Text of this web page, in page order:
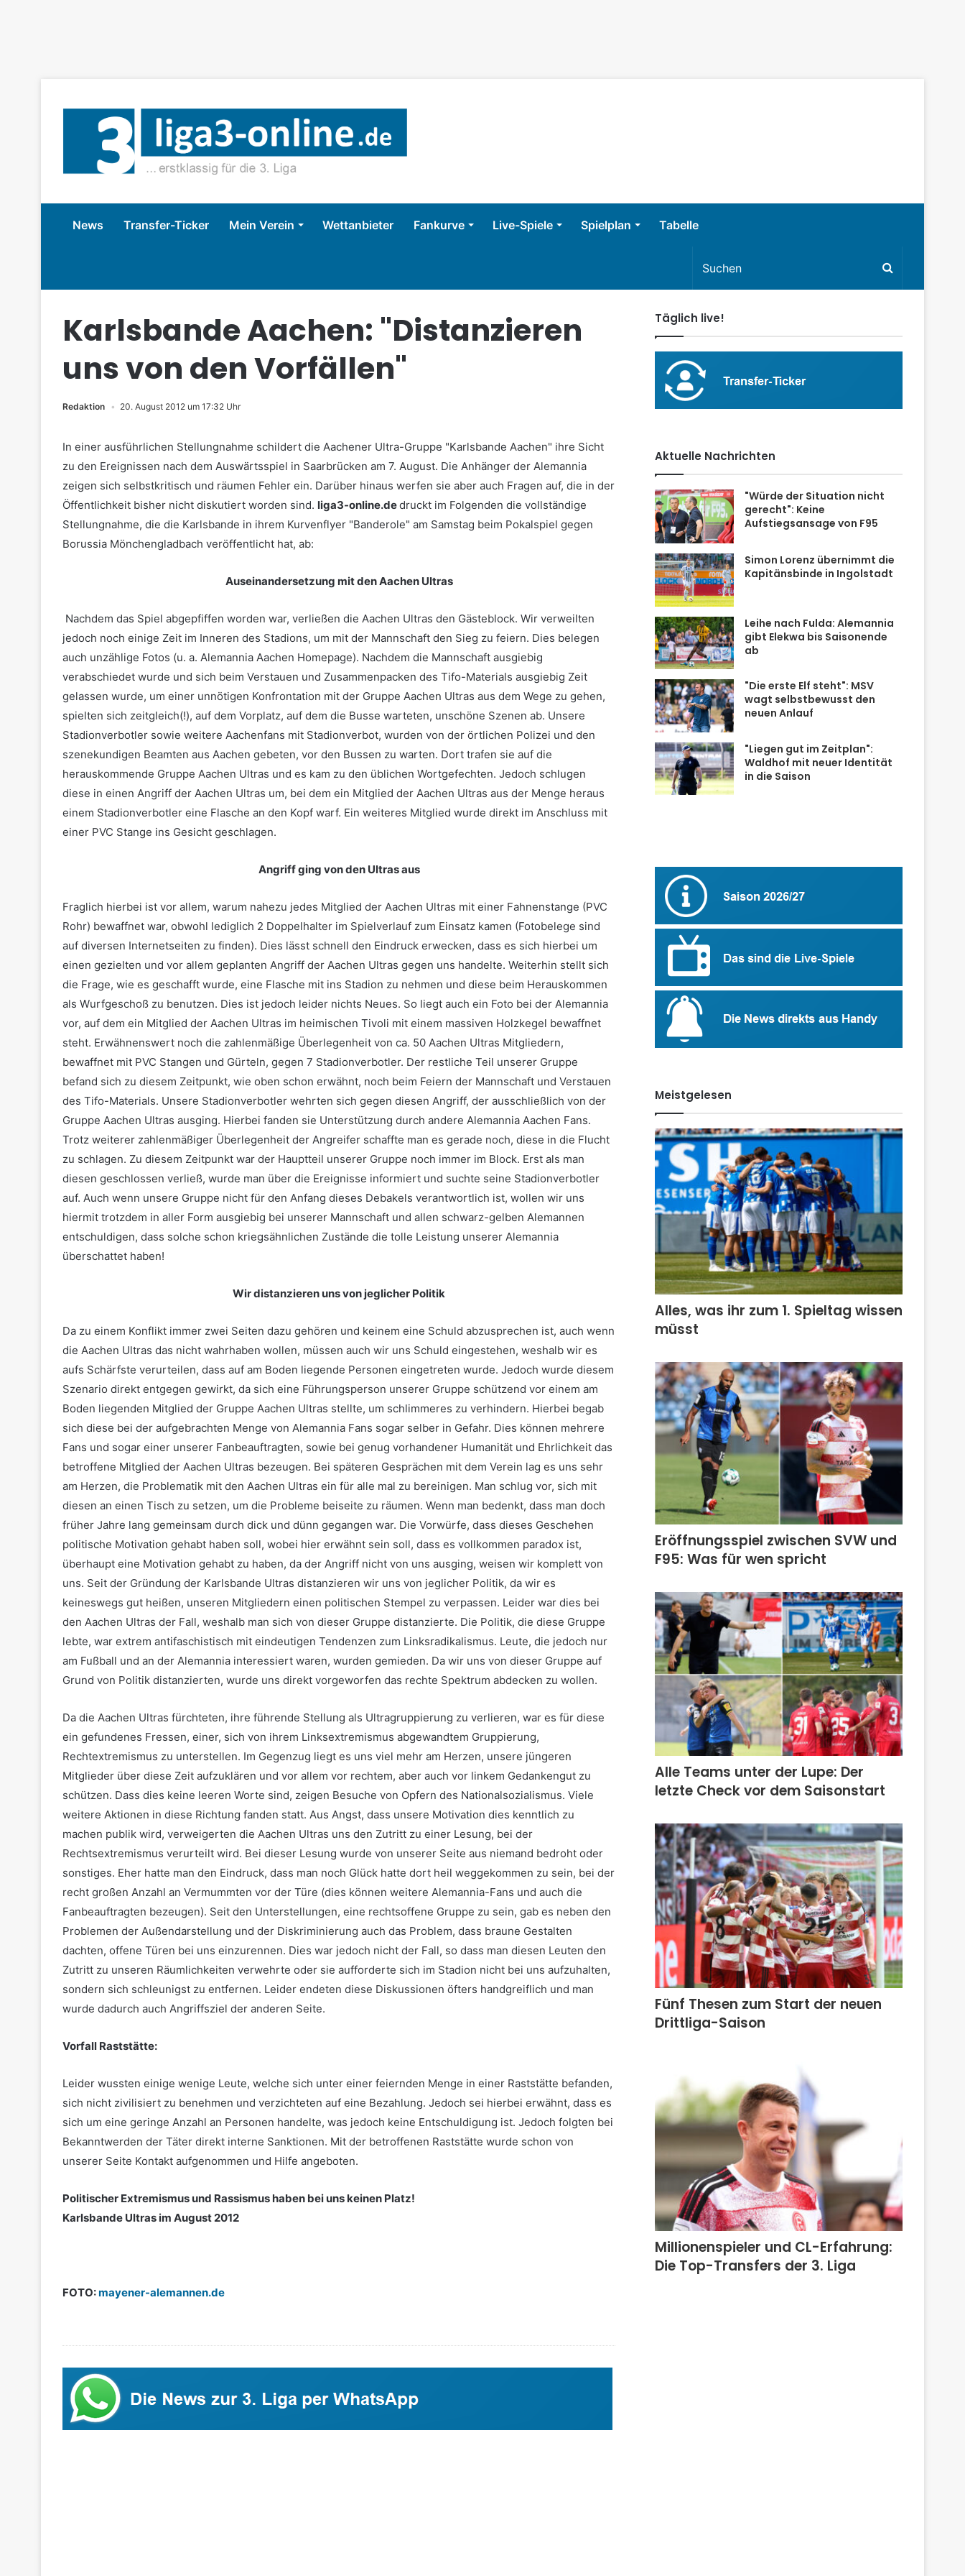
News Transfer-Ticker Mein Verein Wettanbieter Fankurve Live-Spiele Spielplan Tabelle
Karlsbande Aachen: "Distanzieren
uns von den Vorfällen"
Redaktion 20. August 2012 um 17:32 Uhr
In einer ausführlichen Stellungnahme schildert die Aachener Ultra-Gruppe "Karlsbande Aachen" ihre Sicht
zu den Ereignissen nach dem Auswärtsspiel in Saarbrücken am 7. August. Die Anhänger der Alemannia
zeigen sich selbstkritisch und räumen Fehler ein. Darüber hinaus werfen sie aber auch Fragen auf, die in der
Öffentlichkeit bisher nicht diskutiert worden sind. liga3-online.dedruckt im Folgenden die vollständige
Stellungnahme, die die Karlsbande in ihrem Kurvenflyer "Banderole" am Samstag beim Pokalspiel gegen
Borussia Mönchengladbach veröffentlicht hat, ab:
Auseinandersetzung mit den Aachen Ultras
Nachdem das Spiel abgepfiffen worden war, verließen die Aachen Ultras den Gästeblock. Wir verweilten
jedoch noch einige Zeit im Inneren des Stadions, um mit der Mannschaft den Sieg zu feiern. Dies belegen
auch unzählige Fotos (u. a. Alemannia Aachen Homepage). Nachdem die Mannschaft ausgiebig
verabschiedet wurde und sich beim Verstauen und Zusammenpacken des Tifo-Materials ausgiebig Zeit
gelassen wurde, um einer unnötigen Konfrontation mit der Gruppe Aachen Ultras aus dem Wege zu gehen,
spielten sich zeitgleich(!), auf dem Vorplatz, auf dem die Busse warteten, unschöne Szenen ab. Unsere
Stadionverbotler sowie weitere Aachenfans mit Stadionverbot, wurden von der örtlichen Polizei und den
szenekundigen Beamten aus Aachen gebeten, vor den Bussen zu warten. Dort trafen sie auf die
herauskommende Gruppe Aachen Ultras und es kam zu den üblichen Wortgefechten. Jedoch schlugen
diese in einen Angriff der Aachen Ultras um, bei dem ein Mitglied der Aachen Ultras aus der Menge heraus
einem Stadionverbotler eine Flasche an den Kopf warf. Ein weiteres Mitglied wurde direkt im Anschluss mit
einer PVC Stange ins Gesicht geschlagen.
Angriff ging von den Ultras aus
Fraglich hierbei ist vor allem, warum nahezu jedes Mitglied der Aachen Ultras mit einer Fahnenstange (PVC
Rohr) bewaffnet war, obwohl lediglich 2 Doppelhalter im Spielverlauf zum Einsatz kamen (Fotobelege sind
auf diversen Internetseiten zu finden). Dies lässt schnell den Eindruck erwecken, dass es sich hierbei um
einen gezielten und vor allem geplanten Angriff der Aachen Ultras gegen uns handelte. Weiterhin stellt sich
die Frage, wie es geschafft wurde, eine Flasche mit ins Stadion zu nehmen und diese beim Herauskommen
als Wurfgeschoß zu benutzen. Dies ist jedoch leider nichts Neues. So liegt auch ein Foto bei der Alemannia
vor, auf dem ein Mitglied der Aachen Ultras im heimischen Tivoli mit einem massiven Holzkegel bewaffnet
steht. Erwähnenswert noch die zahlenmäßige Überlegenheit von ca. 50 Aachen Ultras Mitgliedern,
bewaffnet mit PVC Stangen und Gürteln, gegen 7 Stadionverbotler. Der restliche Teil unserer Gruppe
befand sich zu diesem Zeitpunkt, wie oben schon erwähnt, noch beim Feiern der Mannschaft und Verstauen
des Tifo-Materials. Unsere Stadionverbotler wehrten sich gegen diesen Angriff, der ausschließlich von der
Gruppe Aachen Ultras ausging. Hierbei fanden sie Unterstützung durch andere Alemannia Aachen Fans.
Trotz weiterer zahlenmäßiger Überlegenheit der Angreifer schaffte man es gerade noch, diese in die Flucht
zu schlagen. Zu diesem Zeitpunkt war der Hauptteil unserer Gruppe noch immer im Block. Erst als man
diesen geschlossen verließ, wurde man über die Ereignisse informiert und suchte seine Stadionverbotler
auf. Auch wenn unsere Gruppe nicht für den Anfang dieses Debakels verantwortlich ist, wollen wir uns
hiermit trotzdem in aller Form ausgiebig bei unserer Mannschaft und allen schwarz-gelben Alemannen
entschuldigen, dass solche schon kriegsähnlichen Zustände die tolle Leistung unserer Alemannia
überschattet haben!
Wir distanzieren uns von jeglicher Politik
Da zu einem Konflikt immer zwei Seiten dazu gehören und keinem eine Schuld abzusprechen ist, auch wenn
die Aachen Ultras das nicht wahrhaben wollen, müssen auch wir uns Schuld eingestehen, weshalb wir es
aufs Schärfste verurteilen, dass auf am Boden liegende Personen eingetreten wurde. Jedoch wurde diesem
Szenario direkt entgegen gewirkt, da sich eine Führungsperson unserer Gruppe schützend vor einem am
Boden liegenden Mitglied der Gruppe Aachen Ultras stellte, um schlimmeres zu verhindern. Hierbei begab
sich diese bei der aufgebrachten Menge von Alemannia Fans sogar selber in Gefahr. Dies können mehrere
Fans und sogar einer unserer Fanbeauftragten, sowie bei genug vorhandener Humanität und Ehrlichkeit das
betroffene Mitglied der Aachen Ultras bezeugen. Bei späteren Gesprächen mit dem Verein lag es uns sehr
am Herzen, die Problematik mit den Aachen Ultras ein für alle mal zu bereinigen. Man schlug vor, sich mit
diesen an einen Tisch zu setzen, um die Probleme beiseite zu räumen. Wenn man bedenkt, dass man doch
früher Jahre lang gemeinsam durch dick und dünn gegangen war. Die Vorwürfe, dass dieses Geschehen
politische Motivation gehabt haben soll, wobei hier erwähnt sein soll, dass es vollkommen paradox ist,
überhaupt eine Motivation gehabt zu haben, da der Angriff nicht von uns ausging, weisen wir komplett von
uns. Seit der Gründung der Karlsbande Ultras distanzieren wir uns von jeglicher Politik, da wir es
keineswegs gut heißen, unseren Mitgliedern einen politischen Stempel zu verpassen. Leider war dies bei
den Aachen Ultras der Fall, weshalb man sich von dieser Gruppe distanzierte. Die Politik, die diese Gruppe
lebte, war extrem antifaschistisch mit eindeutigen Tendenzen zum Linksradikalismus. Leute, die jedoch nur
am Fußball und an der Alemannia interessiert waren, wurden gemieden. Da wir uns von dieser Gruppe auf
Grund von Politik distanzierten, wurde uns direkt vorgeworfen das rechte Spektrum abdecken zu wollen.
Da die Aachen Ultras fürchteten, ihre führende Stellung als Ultragruppierung zu verlieren, war es für diese
ein gefundenes Fressen, einer, sich von ihrem Linksextremismus abgewandtem Gruppierung,
Rechtextremismus zu unterstellen. Im Gegenzug liegt es uns viel mehr am Herzen, unsere jüngeren
Mitglieder über diese Zeit aufzuklären und vor allem vor rechtem, aber auch vor linkem Gedankengut zu
schützen. Dass dies keine leeren Worte sind, zeigen Besuche von Opfern des Nationalsozialismus. Viele
weitere Aktionen in diese Richtung fanden statt. Aus Angst, dass unsere Motivation dies kenntlich zu
machen publik wird, verweigerten die Aachen Ultras uns den Zutritt zu einer Lesung, bei der
Rechtsextremismus verurteilt wird. Bei dieser Lesung wurde von unserer Seite aus niemand bedroht oder
sonstiges. Eher hatte man den Eindruck, dass man noch Glück hatte dort heil weggekommen zu sein, bei der
recht großen Anzahl an Vermummten vor der Türe (dies können weitere Alemannia-Fans und auch die
Fanbeauftragten bezeugen). Seit den Unterstellungen, eine rechtsoffene Gruppe zu sein, gab es neben den
Problemen der Außendarstellung und der Diskriminierung auch das Problem, dass braune Gestalten
dachten, offene Türen bei uns einzurennen. Dies war jedoch nicht der Fall, so dass man diesen Leuten den
Zutritt zu unseren Räumlichkeiten verwehrte oder sie aufforderte sich im Stadion nicht bei uns aufzuhalten,
sondern sich schleunigst zu entfernen. Leider endeten diese Diskussionen öfters handgreiflich und man
wurde dadurch auch Angriffsziel der anderen Seite.
Vorfall Raststätte:
Leider wussten einige wenige Leute, welche sich unter einer feiernden Menge in einer Raststätte befanden,
sich nicht zivilisiert zu benehmen und verzichteten auf eine Bezahlung. Jedoch sei hierbei erwähnt, dass es
sich um eine geringe Anzahl an Personen handelte, was jedoch keine Entschuldigung ist. Jedoch folgten bei
Bekanntwerden der Täter direkt interne Sanktionen. Mit der betroffenen Raststätte wurde schon von
unserer Seite Kontakt aufgenommen und Hilfe angeboten.
Politischer Extremismus und Rassismus haben bei uns keinen Platz!
Karlsbande Ultras im August 2012
FOTO:mayener-alemannen.de
Täglich live!
Aktuelle Nachrichten
"Würde der Situation nicht
gerecht": Keine
Aufstiegsansage von F95
Simon Lorenz übernimmt die
Kapitänsbinde in Ingolstadt
Leihe nach Fulda: Alemannia
gibt Elekwa bis Saisonende
ab
"Die erste Elf steht": MSV
wagt selbstbewusst den
neuen Anlauf
"Liegen gut im Zeitplan":
Waldhof mit neuer Identität
in die Saison
Meistgelesen
Alles, was ihr zum 1. Spieltag wissen
müsst
Eröffnungsspiel zwischen SVW und
F95: Was für wen spricht
Alle Teams unter der Lupe: Der
letzte Check vor dem Saisonstart
Fünf Thesen zum Start der neuen
Drittliga-Saison
Millionenspieler und CL-Erfahrung:
Die Top-Transfers der 3. Liga